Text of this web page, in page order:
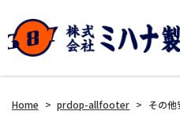
Home > prdop-allfooter > その